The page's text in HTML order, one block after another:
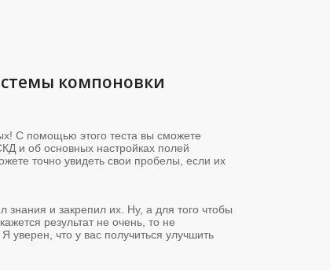
компоновки
С помощью этого теста вы сможете
и об основных настройках полей
точно увидеть свои пробелы, если их
знания и закрепил их. Ну, а для того чтобы
результат не очень, то не
уверен, что у вас получиться улучшить